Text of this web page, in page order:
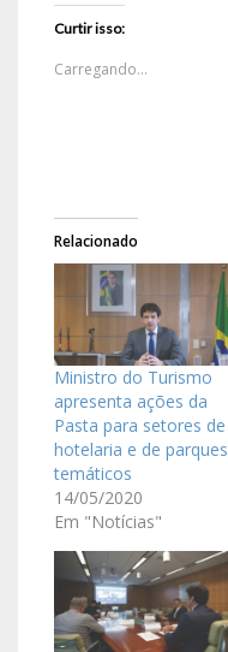
Curtir isso:
Carregando...
Relacionado
Ministro do Turismo
apresenta ações da
Pasta para setores de
hotelaria e de parques
temáticos
14/05/2020
Em "Notícias"